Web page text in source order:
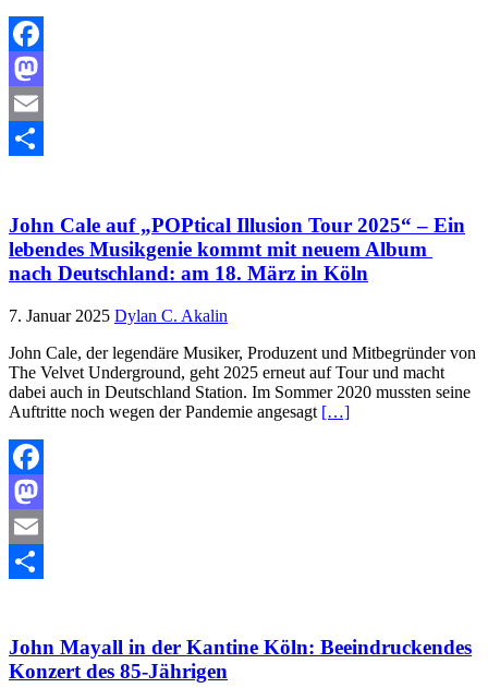
Facebook
Mastodon
Email
John Cale auf „POPtical Illusion Tour 2025“ – Ein
lebendes Musikgenie kommt mit neuem Album
nach Deutschland: am 18. März in Köln
7. Januar 2025 Dylan C. Akalin
John Cale, der legendäre Musiker, Produzent und Mitbegründer von
The Velvet Underground, geht 2025 erneut auf Tour und macht
dabei auch in Deutschland Station. Im Sommer 2020 mussten seine
Auftritte noch wegen der Pandemie angesagt […]
Facebook
Mastodon
Email
John Mayall in der Kantine Köln: Beeindruckendes
Konzert des 85-Jährigen